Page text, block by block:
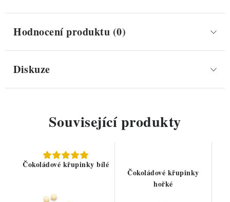
Hodnocení produktu (0)
Diskuze
Související produkty
Čokoládové křupinky bílé
Čokoládové křupinky
hořké